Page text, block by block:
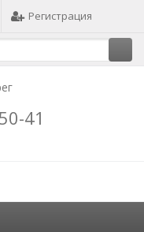
Регистрация
41